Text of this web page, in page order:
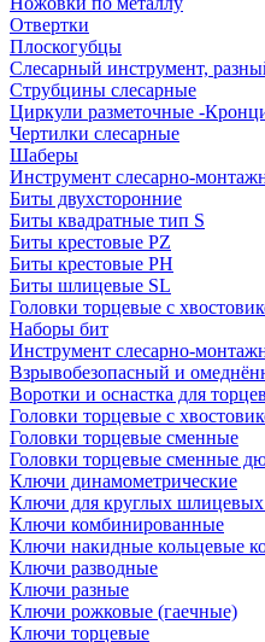
Отвертки
Плоскогубцы
Слесарный инструмент,
Струбцины слесарные
Циркули разметочные -
Чертилки слесарные
Шаберы
Инструмент слесарно-
Биты двухсторонние
Биты квадратные тип S
Биты крестовые РZ
Биты крестовые РН
Биты шлицевые SL
Головки торцевые с
Наборы бит
Инструмент слесарно-
Взрывобезопасный и
Воротки и оснаcтка для
Головки торцевые с
Головки торцевые сменные
Головки торцевые сменные
Ключи динамометрические
Ключи для круглых шлицевых
Ключи комбинированные
Ключи накидные кольцевые
Ключи разводные
Ключи разные
Ключи рожковые (гаечные)
Ключи торцевые